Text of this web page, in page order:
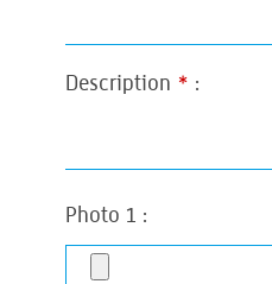
Description * :
Photo 1 :